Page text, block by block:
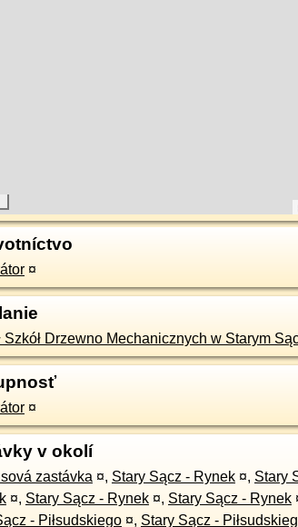
¤
Szkół Drzewno Mechanicznych w Starym
¤
v okolí
zastávka ¤, Stary Sącz - Rynek ¤, Stary
¤, Stary Sącz - Rynek ¤, Stary Sącz - Rynek
- Piłsudskiego ¤, Stary Sącz -